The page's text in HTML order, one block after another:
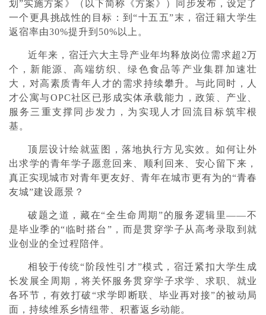
划”实施方案》（以下简称《方案》）同步发布，设定了
一个更具挑战性的目标：到“十五五”末，宿迁籍大学生
返宿率由30%提升到50%以上。
近年来，宿迁六大主导产业年均释放岗位需求超2万
个，新能源、高端纺织、绿色食品等产业集群加速壮
大，对高素质青年人才的需求持续攀升。与此同时，人
才公寓与OPC社区已形成实体承载能力，政策、产业、
服务三重支撑同步发力，为实现人才回流目标筑牢根
基。
顶层设计绘就蓝图，落地执行方见实效。如何让外
出求学的青年学子愿意回来、顺利回来、安心留下来，
真正实现城市对青年更友好、青年在城市更有为的“青春
友城”建设愿景？
破题之道，藏在“全生命周期”的服务逻辑里——不
是毕业季的“临时搭台”，而是贯穿学子从高考录取到就
业创业的全过程陪伴。
相较于传统“阶段性引才”模式，宿迁紧扣大学生成
长发展全周期，将关怀服务贯穿学子求学、求职、就业
各环节，有效打破“求学即断联、毕业再对接”的被动局
面，持续维系乡情纽带、积蓄返乡动能。